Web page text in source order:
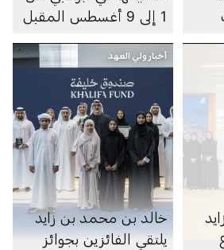
1 إلى 9 أغسطس المقبل
أخبار ولي العهد
خالد بن محمد بن زايد
يلتقي الفائزين بجوائز